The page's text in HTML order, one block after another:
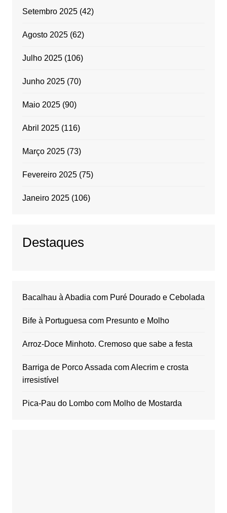
Setembro 2025(42)
Agosto 2025(62)
Julho 2025(106)
Junho 2025(70)
Maio 2025(90)
Abril 2025(116)
Março 2025(73)
Fevereiro 2025(75)
Janeiro 2025(106)
Destaques
Bacalhau à Abadia com Puré Dourado e Cebolada
Bife à Portuguesa com Presunto e Molho
Arroz-Doce Minhoto. Cremoso que sabe a festa
Barriga de Porco Assada com Alecrim e crosta
irresistível
Pica-Pau do Lombo com Molho de Mostarda